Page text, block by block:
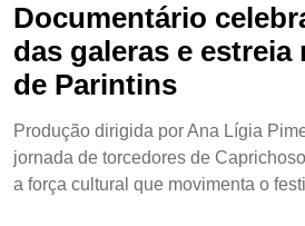
Documentário
das galeras e estreia
de Parintins
Produção dirigida por Ana Lígia
jornada de torcedores de
a força cultural que movimenta o